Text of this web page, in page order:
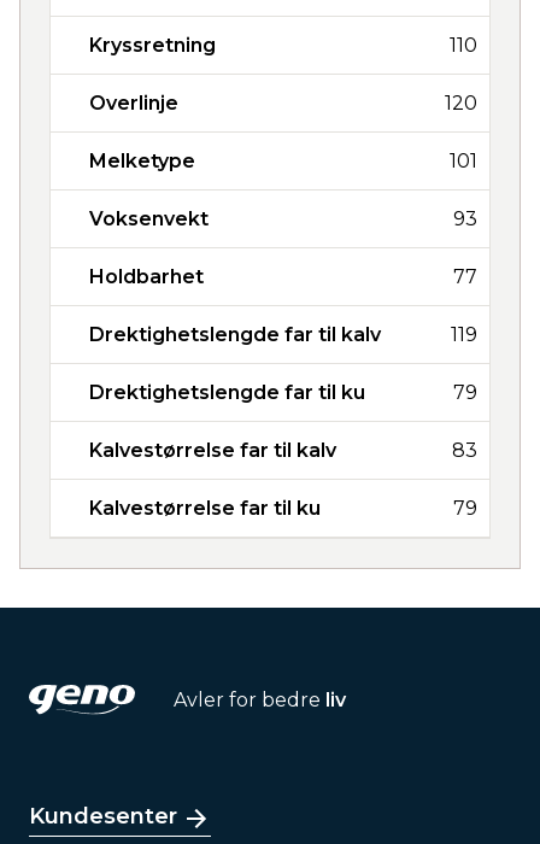
Kryssretning 110
Overlinje 120
Melketype 101
Voksenvekt 93
Holdbarhet 77
Drektighetslengde far til kalv 119
Drektighetslengde far til ku 79
Kalvestørrelse far til kalv 83
Kalvestørrelse far til ku 79
Avler for bedre liv
Kundesenter